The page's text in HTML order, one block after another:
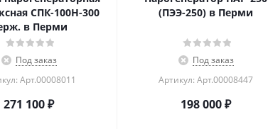
СПК-100Н-300
в Перми
Под заказ
Арт.00008011
271 100₽
(ПЭЭ-250) в Перми
Под заказ
Артикул: Арт.00008447
198 000₽